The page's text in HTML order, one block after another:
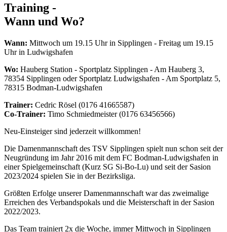
Training -
Wann und Wo?
Wann: Mittwoch um 19.15 Uhr in Sipplingen - Freitag um 19.15
Uhr in Ludwigshafen
Wo: Hauberg Station - Sportplatz Sipplingen - Am Hauberg 3,
78354 Sipplingen oder Sportplatz Ludwigshafen - Am Sportplatz 5,
78315 Bodman-Ludwigshafen
Trainer: Cedric Rösel (0176 41665587)
Co-Trainer: Timo Schmiedmeister (0176 63456566)
Neu-Einsteiger sind jederzeit willkommen!
Die Damenmannschaft des TSV Sipplingen spielt nun schon seit der
Neugründung im Jahr 2016 mit dem FC Bodman-Ludwigshafen in
einer Spielgemeinschaft (Kurz SG Si-Bo-Lu) und seit der Sasion
2023/2024 spielen Sie in der Bezirksliga.
Größten Erfolge unserer Damenmannschaft war das zweimalige
Erreichen des Verbandspokals und die Meisterschaft in der Sasion
2022/2023.
Das Team trainiert 2x die Woche, immer Mittwoch in Sipplingen